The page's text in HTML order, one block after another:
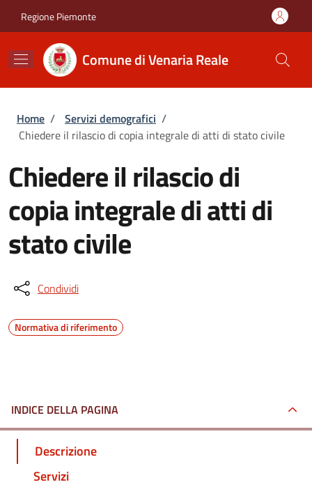
Regione Piemonte
Comune di Venaria Reale
Briciole di pane
Home / Servizi demografici /
Chiedere il rilascio di copia integrale di atti di stato civile
Chiedere il rilascio di
copia integrale di atti di
stato civile
Condividi
Normativa di riferimento
INDICE DELLA PAGINA
Descrizione
Servizi